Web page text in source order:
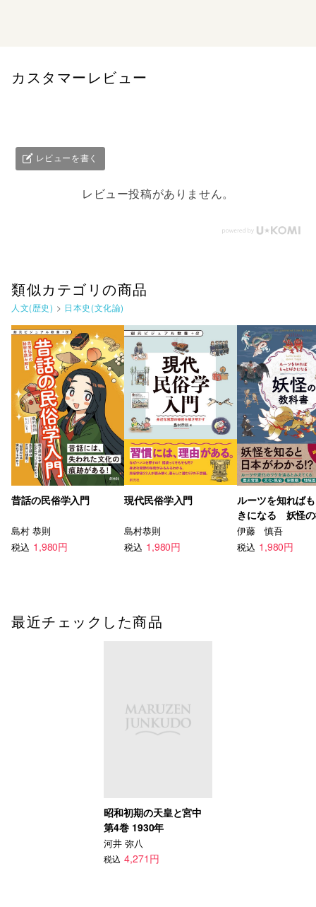
カスタマーレビュー
レビューを書く
レビュー投稿がありません。
類似カテゴリの商品
人文(歴史) > 日本史(文化論)
昔話の民俗学入門
島村 恭則
税込 1,980円
現代民俗学入門
島村恭則
税込 1,980円
ルーツを知れば
きになる 妖怪
伊藤 慎吾
税込 1,980円
最近チェックした商品
昭和初期の天皇と宮中
第4巻 1930年
河井 弥八
税込 4,271円